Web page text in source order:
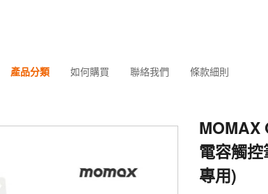
產品分類 如何購買 聯絡我們 條款細則
MOMAX
電容觸
專用)